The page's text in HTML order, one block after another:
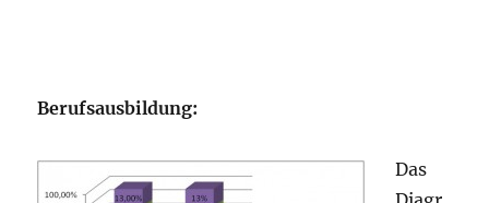
Berufsausbildung:
Das